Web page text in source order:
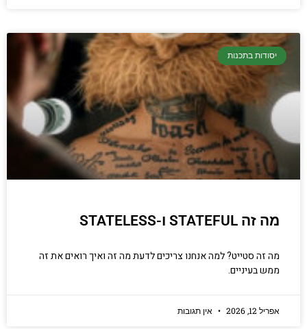
יסודות בתכנות
מה זה STATEFUL ו-STATELESS
מה זה סטייט? למה אנחנו צריכים לדעת מה זה ואיך רואים את זה
ממש בעיניים.
אפריל 12, 2026 אין תגובות